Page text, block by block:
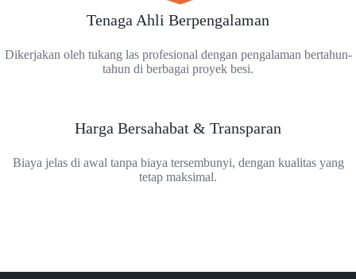
Tenaga Ahli Berpengalaman
Dikerjakan oleh tukang las profesional dengan pengalaman bertahun-
tahun di berbagai proyek besi.
Harga Bersahabat & Transparan
Biaya jelas di awal tanpa biaya tersembunyi, dengan kualitas yang
tetap maksimal.